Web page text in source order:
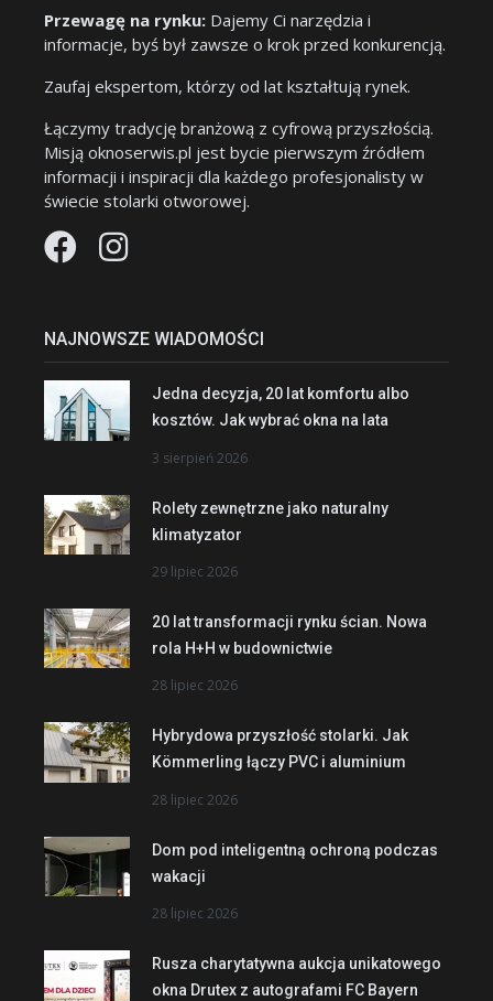
Przewagę na rynku: Dajemy Ci narzędzia i
informacje, byś był zawsze o krok przed konkurencją.
Zaufaj ekspertom, którzy od lat kształtują rynek.
Łączymy tradycję branżową z cyfrową przyszłością.
Misją oknoserwis.pl jest bycie pierwszym źródłem
informacji i inspiracji dla każdego profesjonalisty w
świecie stolarki otworowej.
NAJNOWSZE WIADOMOŚCI
Jedna decyzja, 20 lat komfortu albo
kosztów. Jak wybrać okna na lata
3 sierpień 2026
Rolety zewnętrzne jako naturalny
klimatyzator
29 lipiec 2026
20 lat transformacji rynku ścian. Nowa
rola H+H w budownictwie
28 lipiec 2026
Hybrydowa przyszłość stolarki. Jak
Kömmerling łączy PVC i aluminium
28 lipiec 2026
Dom pod inteligentną ochroną podczas
wakacji
28 lipiec 2026
Rusza charytatywna aukcja unikatowego
okna Drutex z autografami FC Bayern